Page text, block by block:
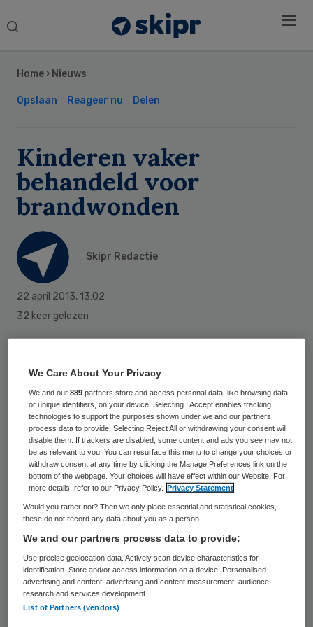
Search
Home › Nieuws
Opslaan Reageer nu Delen
Kinderen vaker
behandeld voor
brandwonden
Skipr Redactie
22 april 2013, 13:02
32 keer gelezen
Maar als het gebeurt, worden ze wel vaker
doorgestuurd naar een
brandwondencentrum. Dat blijkt uit een
proefschrift van Jos Vloemans die daarbij
statistieken gebruikte van stichting
Consument en Veiligheid en databank
StatLine. Dat meldde zijn promotor Esther
Middelkoop maandag.
In totaal kregen in 2011 meer dan 200
kinderen onder de 4 jaar en meer dan 100
kinderen boven de 5 jaar een behandeling in
Sidebar
We Care About Your Privacy
We and our889 partners store and access personal data, like browsing data
or unique identifiers, on your device. Selecting I Accept enables tracking
technologies to support the purposes shown under we and our partners
process data to provide. Selecting Reject All or withdrawing your consent will
disable them. If trackers are disabled, some content and ads you see may not
be as relevant to you. You can resurface this menu to change your choices or
withdraw consent at any time by clicking the Manage Preferences link on the
bottom of the webpage. Your choices will have effect within our Website. For
more details, refer to our Privacy Policy.
Privacy Statement
Would you rather not? Then we only place essential and statistical cookies,
these do not record any data about you as a person
We and our partners process data to provide:
Use precise geolocation data. Actively scan device characteristics for
identification. Store and/or access information on a device. Personalised
advertising and content, advertising and content measurement, audience
research and services development.
List of Partners (vendors)